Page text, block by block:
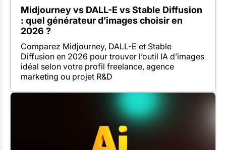
Midjourney vs DALL-E vs Stable Diffusion
: quel générateur d’images choisir en
2026 ?
Comparez Midjourney, DALL-E et Stable
Diffusion en 2026 pour trouver l’outil IA d’images
idéal selon votre profil freelance, agence
marketing ou projet R&D